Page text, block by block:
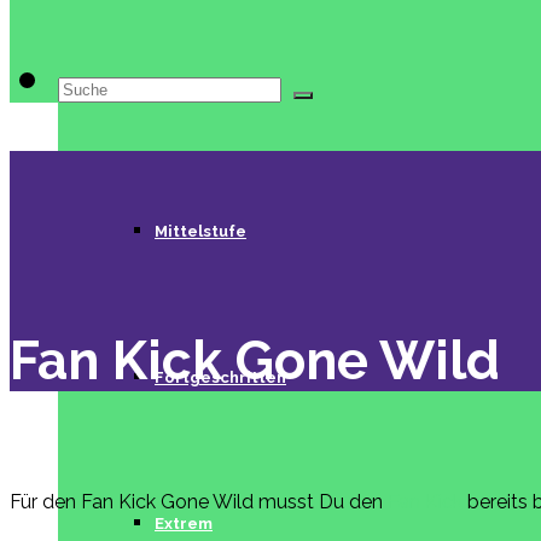
Mittelstufe
Fortgeschritten
Extrem
Suche
Fan Kick Gone Wild
Für den Fan Kick Gone Wild musst Du den bereits